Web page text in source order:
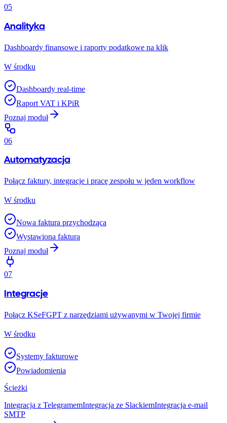
05
Analityka
Dashboardy finansowe i raporty podatkowe na klik
W środku
Dashboardy real-time
Raport VAT i KPiR
Poznaj moduł
06
Automatyzacja
Połącz faktury, integracje i pracę zespołu w jeden workflow
W środku
Nowa faktura przychodząca
Wystawiona faktura
Poznaj moduł
07
Integracje
Połącz KSeFGPT z narzędziami używanymi w Twojej firmie
W środku
Systemy fakturowe
Powiadomienia
Ścieżki
Integracja z TelegramemIntegracja ze SlackiemIntegracja e-mail
SMTP